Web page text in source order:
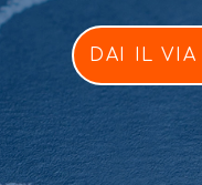
DAI IL